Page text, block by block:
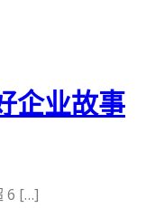
企业故事
6 […]